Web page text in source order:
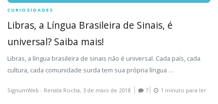
CURIOSIDADES
Libras, a Língua Brasileira de Sinais, é
universal? Saiba mais!
Libras, a língua brasileira de sinais não é universal. Cada país, cada
cultura, cada comunidade surda tem sua própria língua …
SignumWeb - Renata Rocha, 3 de maio de 2018 7 1 minuto para ler